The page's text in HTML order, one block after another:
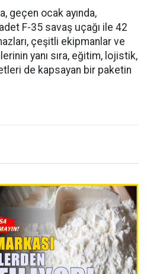
geçen ocak ayında,
F-35 savaş uçağı ile 42
çeşitli ekipmanlar ve
yanı sıra, eğitim, lojistik,
de kapsayan bir paketin